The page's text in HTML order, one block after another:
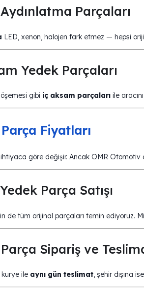
Parçaları
LED, xenon, halojen fark etmez — hepsi
Yedek Parçaları
gibi iç aksam parçaları ile
Fiyatları
göre değişir. Ancak OMR Otomotiv
Parça Satışı
de tüm orijinal parçaları temin ediyoruz.
Sipariş ve
kurye ile aynı gün teslimat, şehir dışına ise